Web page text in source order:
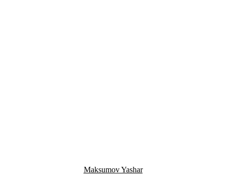
Maksumov Yashar